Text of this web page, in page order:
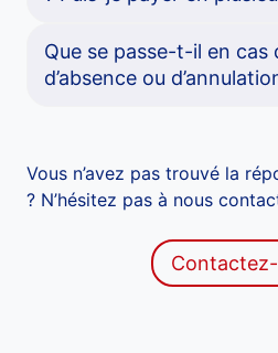
Que se passe-t-il en cas
d’absence ou
Vous n’avez pas trouvé la
? N’hésitez pas à nous